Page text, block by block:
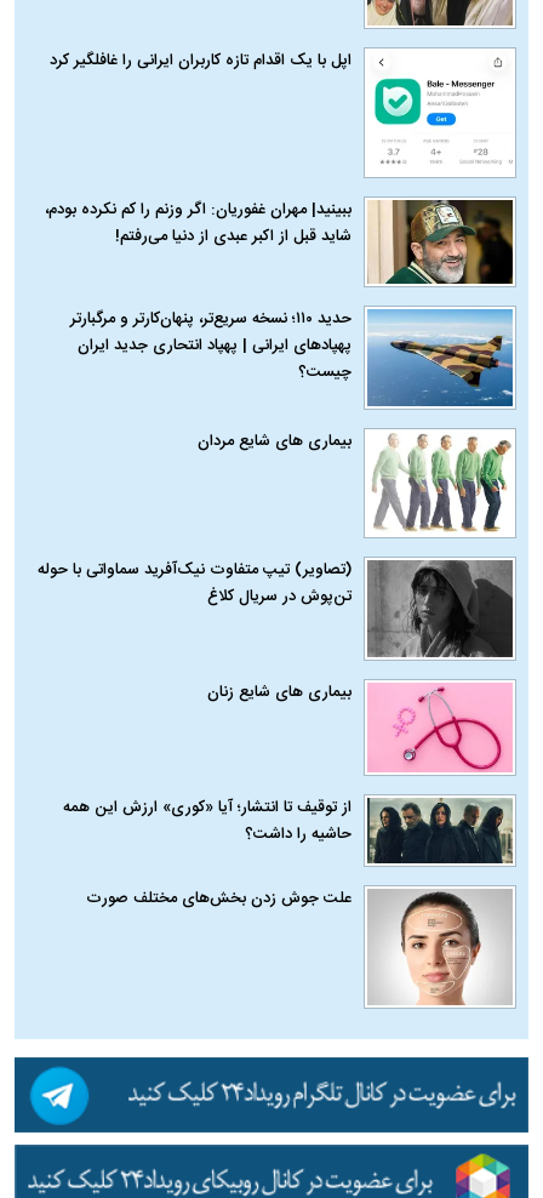
اپل با یک اقدام تازه کاربران ایرانی را غافلگیر کرد
ببینید| مهران غفوریان: اگر وزنم را کم نکرده بودم،
شاید قبل از اکبر عبدی از دنیا می‌رفتم!
حدید ۱۱۰؛ نسخه سریع‌تر، پنهان‌کارتر و مرگبارتر
پهپادهای ایرانی | پهپاد انتحاری جدید ایران
چیست؟
بیماری‌ های شایع مردان
(تصاویر) تیپ متفاوت نیک‌آفرید سماواتی با حوله
تن‌پوش در سریال کلاغ
بیماری‌ های شایع زنان
از توقیف تا انتشار؛ آیا «کوری» ارزش این همه
حاشیه را داشت؟
علت جوش زدن بخش‌های مختلف صورت